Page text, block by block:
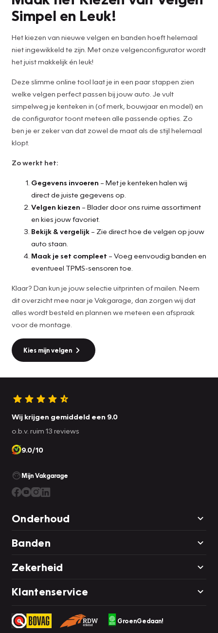
Simpel en Leuk!
Het kiezen van nieuwe velgen en banden hoeft helemaal
niet ingewikkeld te zijn. Met onze velgenconfigurator wordt
het juist makkelijk én leuk!
Deze slimme online tool laat je in een paar stappen zien
welke velgen perfect passen bij jouw auto. Je vult
simpelweg je kenteken in (of merk, bouwjaar en model) en
de configurator toont meteen alle passende opties. Zo
ben je er zeker van dat zowel de maat als de stijl helemaal
klopt.
Zo werkt het:
Gegevens invoeren – Met je kenteken halen wij
direct de juiste gegevens op.
Velgen kiezen – Blader door ons ruime assortiment
en kies jouw favoriet.
Bekijk & vergelijk – Zie direct hoe de velgen op jouw
auto staan.
Maak je set compleet – Voeg eenvoudig banden en
eventueel TPMS-sensoren toe.
Klaar? Dan kun je jouw selectie uitprinten of mailen. Neem
dit overzicht mee naar je Vakgarage, dan zorgen wij dat
alles wordt besteld en plannen we meteen een afspraak
voor de montage.
Kies mijn velgen
Wij krijgen gemiddeld een 9.0
o.b.v. ruim 13 reviews
9.0/10
Mijn Vakgarage
Onderhoud
Banden
Zekerheid
Klantenservice
GroenGedaan!